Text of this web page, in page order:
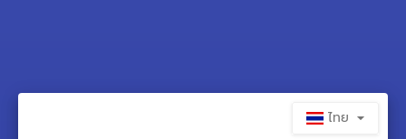
ไทย